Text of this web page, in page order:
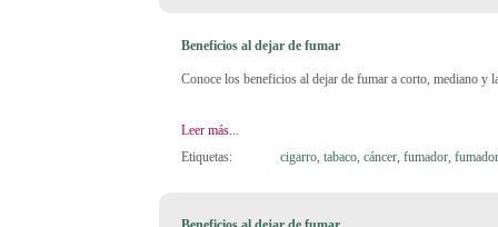
Beneficios al dejar de fumar
Conoce los beneficios al dejar de fumar a corto, mediano y
Leer más...
Etiquetas:
cigarro,tabaco,cáncer,fumador,